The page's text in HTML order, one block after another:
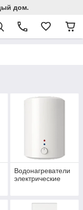
дом.
Водонагреватели
электрические